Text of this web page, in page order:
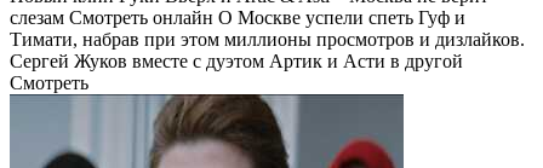
слезам Смотреть онлайн О Москве успели спеть Гуф и
Тимати, набрав при этом миллионы просмотров и дизлайков.
Сергей Жуков вместе с дуэтом Артик и Асти в другой
Смотреть